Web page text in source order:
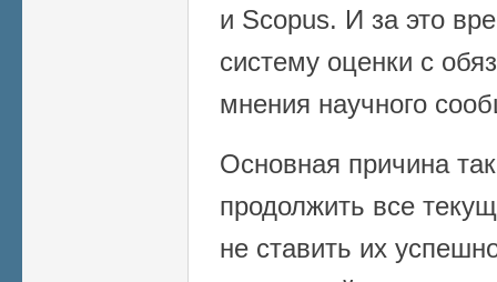
и Scopus. И за это
систему оценки с
мнения научного
Основная причина
продолжить все
не ставить их